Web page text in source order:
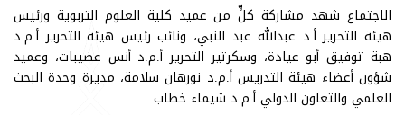
الاجتماع شهد مشاركة كلٍّ من عميد كلية العلوم التربوية ورئيس
هيئة التحرير أ.د عبدالله عبد النبي، ونائب رئيس هيئة التحرير أ.م.د
هبة توفيق أبو عيادة، وسكرتير التحرير أ.م.د أنس عضيبات، وعميد
شؤون أعضاء هيئة التدريس أ.م.د نورهان سلامة، مديرة وحدة البحث
العلمي والتعاون الدولي أ.م.د شيماء خطاب.